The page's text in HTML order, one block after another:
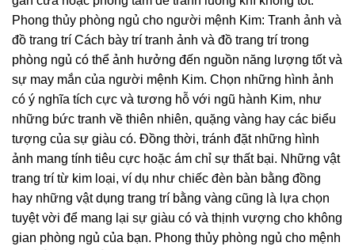
Phong thủy phòng ngủ cho người mệnh Kim: Tranh ảnh và
đồ trang trí Cách bày trí tranh ảnh và đồ trang trí trong
phòng ngủ có thể ảnh hưởng đến nguồn năng lượng tốt và
sự may mắn của người mệnh Kim. Chọn những hình ảnh
có ý nghĩa tích cực và tương hỗ với ngũ hành Kim, như
những bức tranh về thiên nhiên, quặng vàng hay các biểu
tượng của sự giàu có. Đồng thời, tránh đặt những hình
ảnh mang tính tiêu cực hoặc ám chỉ sự thất bại. Những vật
trang trí từ kim loại, ví dụ như chiếc đèn bàn bằng đồng
hay những vật dụng trang trí bằng vàng cũng là lựa chọn
tuyệt vời để mang lại sự giàu có và thịnh vượng cho không
gian phòng ngủ của bạn. Phong thủy phòng ngủ cho mệnh